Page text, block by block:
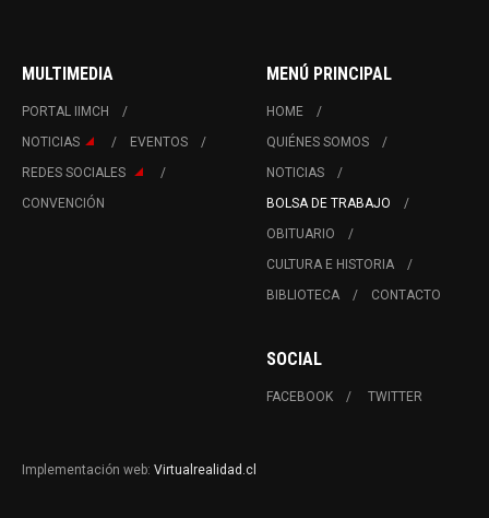
MULTIMEDIA
PORTAL IIMCH
NOTICIAS
EVENTOS
REDES SOCIALES
CONVENCIÓN
MENÚ PRINCIPAL
HOME
QUIÉNES SOMOS
NOTICIAS
BOLSA DE TRABAJO
OBITUARIO
CULTURA E HISTORIA
BIBLIOTECA
CONTACTO
SOCIAL
FACEBOOK TWITTER
Implementación web: Virtualrealidad.cl